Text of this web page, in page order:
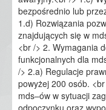
bezpośrednio lub
1.d) Rozwiązania
znajdujących się w
<br /> 2. Wymagania
funkcjonalnych dla
/> 2.a) Regulacje
powyżej 200 osób.
mds–ów w sytuacji
odpoczynku oraz